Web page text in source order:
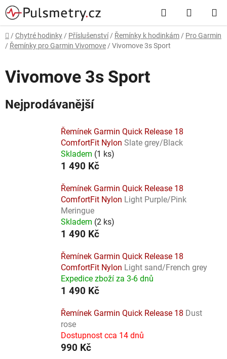
Přejít
na
obsah
Hledat
KOŠÍK
Domů
/ Chytré hodinky / Příslušenství / Řemínky k hodinkám / Pro Garmin
/ Řemínky pro Garmin Vivomove / Vivomove 3s Sport
Vivomove 3s Sport
Nejprodávanější
Řemínek Garmin Quick Release 18
ComfortFit Nylon Slate grey/Black
Skladem (1 ks)
1 490 Kč
Řemínek Garmin Quick Release 18
ComfortFit Nylon Light Purple/Pink
Meringue
Skladem (2 ks)
1 490 Kč
Řemínek Garmin Quick Release 18
ComfortFit Nylon Light sand/French grey
Expedice zboží za 3-6 dnů
1 490 Kč
Řemínek Garmin Quick Release 18 Dust
rose
Dostupnost cca 14 dnů
990 Kč